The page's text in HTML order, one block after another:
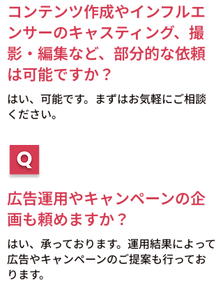
コンテンツ作成やインフルエ
ンサーのキャスティング、撮
影・編集など、部分的な依頼
は可能ですか？
はい、可能です。まずはお気軽にご相談
ください。
広告運用やキャンペーンの企
画も頼めますか？
はい、承っております。運用結果によって
広告やキャンペーンのご提案も行ってお
ります。